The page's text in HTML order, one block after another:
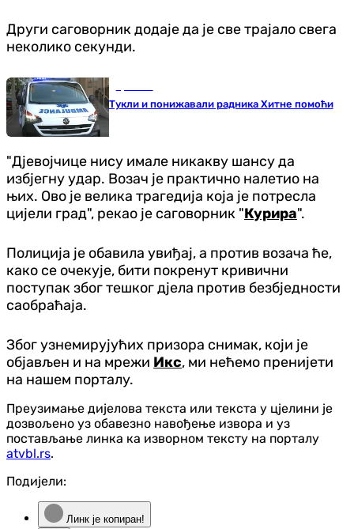
Други саговорник додаје да је све трајало свега
неколико секунди.
Тукли и понижавали радника Хитне помоћи
"Дјевојчице нису имале никакву шансу да
избјегну удар. Возач је практично налетио на
њих. Ово је велика трагедија која је потресла
цијели град", рекао је саговорник "Курира".
Полиција је обавила увиђај, а против возача ће,
како се очекује, бити покренут кривични
поступак због тешког дјела против безбједности
саобраћаја.
Због узнемирујућих призора снимак, који је
објављен и на мрежи Икс, ми нећемо пренијети
на нашем порталу.
Преузимање дијелова текста или текста у цјелини је
дозвољено уз обавезно навођење извора и уз
постављање линка ка изворном тексту на порталу
atvbl.rs.
Подијели:
Линк је копиран!